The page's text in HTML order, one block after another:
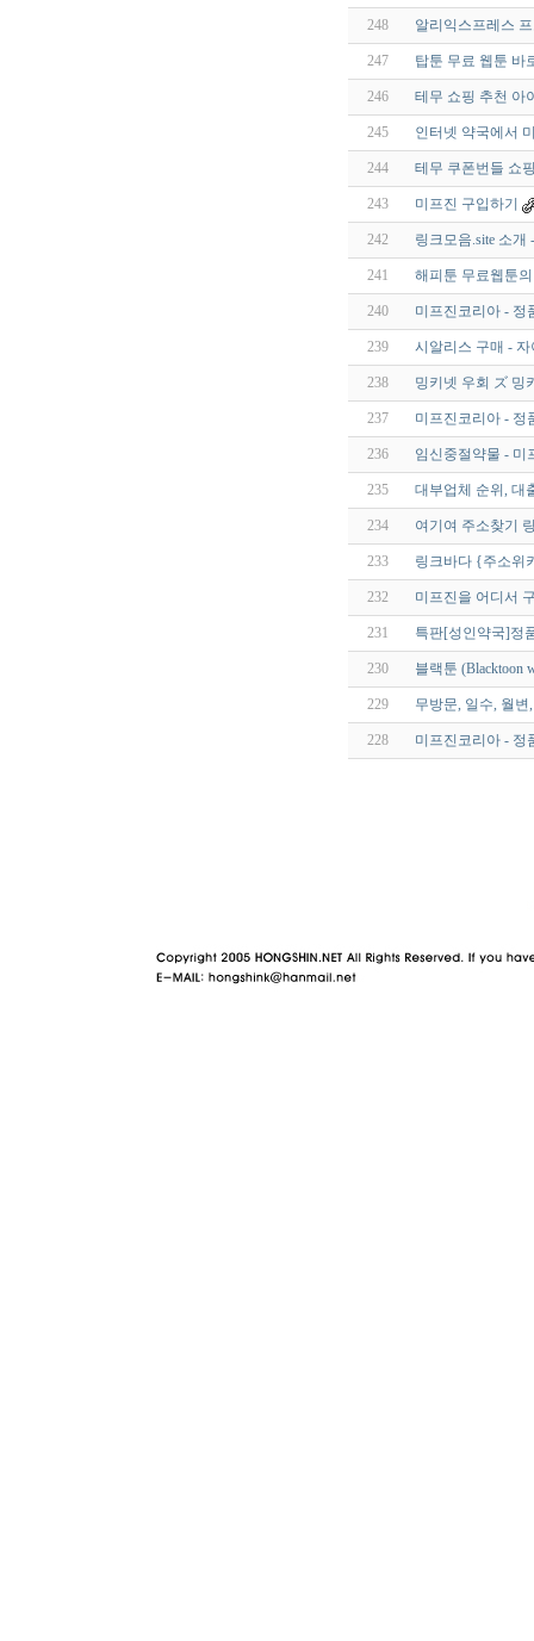
248 알리익스프레스
247 탑툰 무료 웹툰 바
246 테무 쇼핑 추천 아
245 인터넷 약국에서
244 테무 쿠폰번들 쇼
243 미프진 구입하기
242 링크모음.site 소
241 해피툰 무료웹툰
240 미프진코리아 - 정
239 시알리스 구매 -
238 밍키넷 우회 ズ 밍
237 미프진코리아 - 정
236 임신중절약물 - 미
235 대부업체 순위, 대
234 여기여 주소찾기
233 링크바다 {주소위
232 미프진을 어디서
231 특판[성인약국]정
230 블랙툰 (Blacktoon
229 무방문, 일수, 월변
228 미프진코리아 - 정